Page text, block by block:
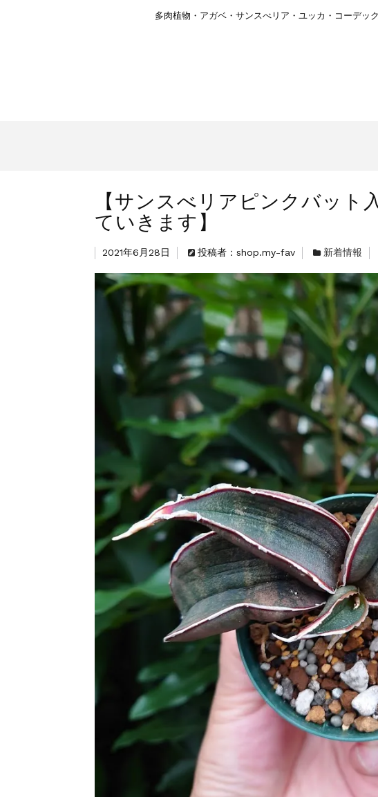
多肉植物・アガベ・サンスべリア・ユッカ・コーデッ
【サンスべリアピンクバッ
ていきます】
2021年6月28日 投稿者：shop.my-fav 新着情報